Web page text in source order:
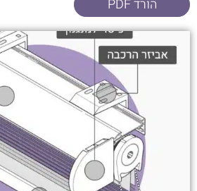
הורד PDF